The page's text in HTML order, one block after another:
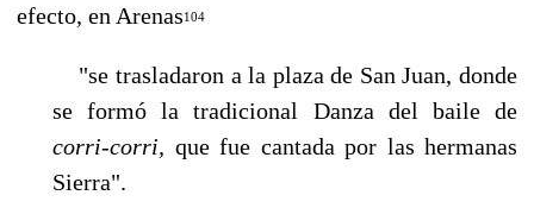
efecto, en Arenas104
"se trasladaron a la plaza de San Juan, donde
se formó la tradicional Danza del baile de
corri-corri, que fue cantada por las hermanas
Sierra".